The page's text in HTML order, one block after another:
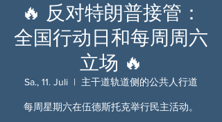
🔥 反对特朗普接管：
全国行动日和每周周六
立场 🔥
Sa., 11. Juli
  |
主干道轨道侧的公共人行道
每周星期六在伍德斯托克举行民主活动。